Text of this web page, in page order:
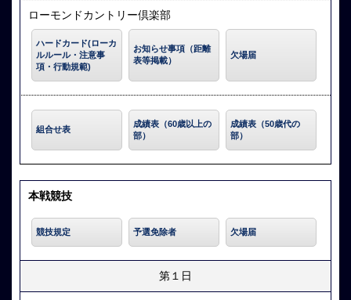
ローモンドカントリー倶楽部
ハードカード(ローカ
ルルール・注意事
項・行動規範)
お知らせ事項（距離
表等掲載）
欠場届
組合せ表
成績表（60歳以上の
部）
成績表（50歳代の
部）
本戦競技
競技規定 予選免除者 欠場届
第１日